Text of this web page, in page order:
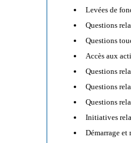
Levées de
Questions
Questions
Accès aux
Questions
Questions
Questions
Initiatives
Démarrage